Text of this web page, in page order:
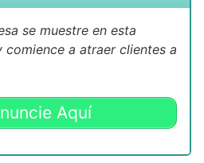
se muestre en esta
comience a atraer clientes a
Aquí